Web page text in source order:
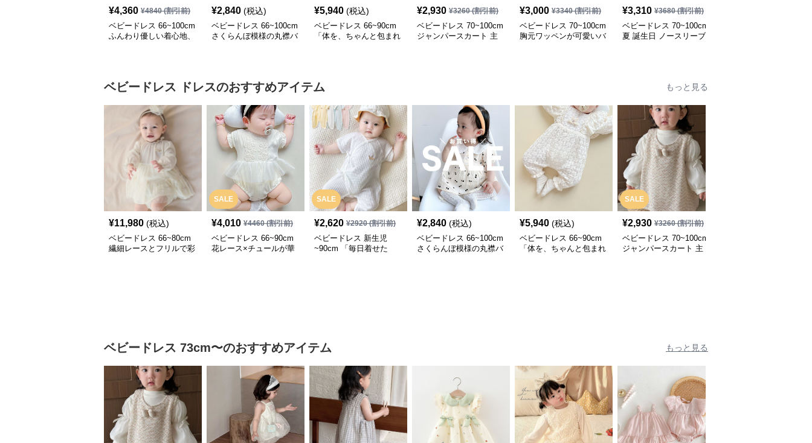
¥4,360 ¥4840(割引前)
ベビードレス 66~100cm
ふんわり優しい着心地、
¥2,840 (税込)
ベビードレス 66~100cm
さくらんぼ模様の丸襟バ
¥5,940 (税込)
ベビードレス 66~90cm
「体を、ちゃんと包まれ
¥2,930 ¥3260(割引前)
ベビードレス 70~100cm
ジャンパースカート 主
¥3,000 ¥3340(割引前)
ベビードレス 70~100cm
胸元ワッペンが可愛いバ
¥3,310 ¥3680(割引前)
ベビードレス 70~100cm
夏 誕生日 ノースリーブ
ベビードレス ドレスのおすすめアイテム もっと見る
¥11,980 (税込)
ベビードレス 66~80cm
繊細レースとフリルで彩
SALE
¥4,010 ¥4460(割引前)
ベビードレス 66~90cm
花レース×チュールが華
SALE
¥2,620 ¥2920(割引前)
ベビードレス 新生児
~90cm 「毎日着せた
¥2,840 (税込)
ベビードレス 66~100cm
さくらんぼ模様の丸襟バ
¥5,940 (税込)
ベビードレス 66~90cm
「体を、ちゃんと包まれ
SALE
¥2,930 ¥3260(割引前)
ベビードレス 70~100cm
ジャンパースカート 主
ベビードレス 73cm〜のおすすめアイテム もっと見る